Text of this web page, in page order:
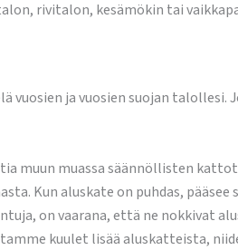
rivitalon, kesämökin tai
ja vuosien suojan talollesi.
muun muassa säännöllisten
Kun aluskate on puhdas,
on vaarana, että ne nokkivat
kuulet lisää aluskatteista,